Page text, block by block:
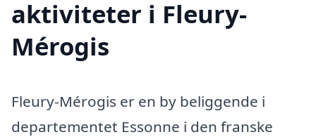
aktiviteter i Fleury-
Mérogis
Fleury-Mérogis er en by beliggende i
departementet Essonne i den franske